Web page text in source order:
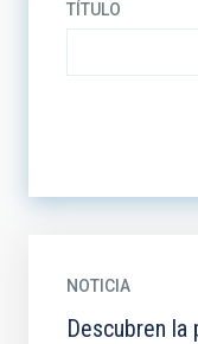
TÍTULO
NOTICIA
Descubren